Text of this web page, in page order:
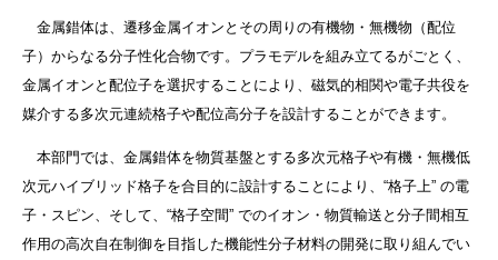
金属錯体は、遷移金属イオンとその周りの有機物・無機物（配位
子）からなる分子性化合物です。プラモデルを組み立てるがごとく、
金属イオンと配位子を選択することにより、磁気的相関や電子共役を
媒介する多次元連続格子や配位高分子を設計することができます。
本部門では、金属錯体を物質基盤とする多次元格子や有機・無機低
次元ハイブリッド格子を合目的に設計することにより、“格子上” の電
子・スピン、そして、“格子空間” でのイオン・物質輸送と分子間相互
作用の高次自在制御を目指した機能性分子材料の開発に取り組んでい